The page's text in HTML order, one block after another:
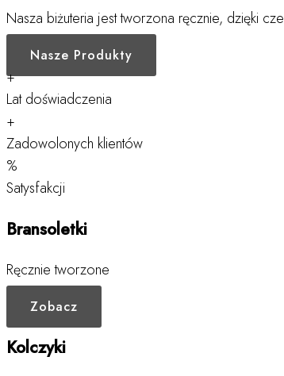
Nasza biżuteria jest tworzona ręcznie, dzięki
Nasze Produkty
+
Lat doświadczenia
+
Zadowolonych klientów
%
Satysfakcji
Bransoletki
Ręcznie tworzone
Zobacz
Kolczyki